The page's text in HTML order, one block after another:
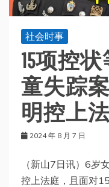
社会时事
15项控
童失踪
明控上
2024 年 8 月 7 日
（新山7日讯）6岁
控上法庭，且面对15